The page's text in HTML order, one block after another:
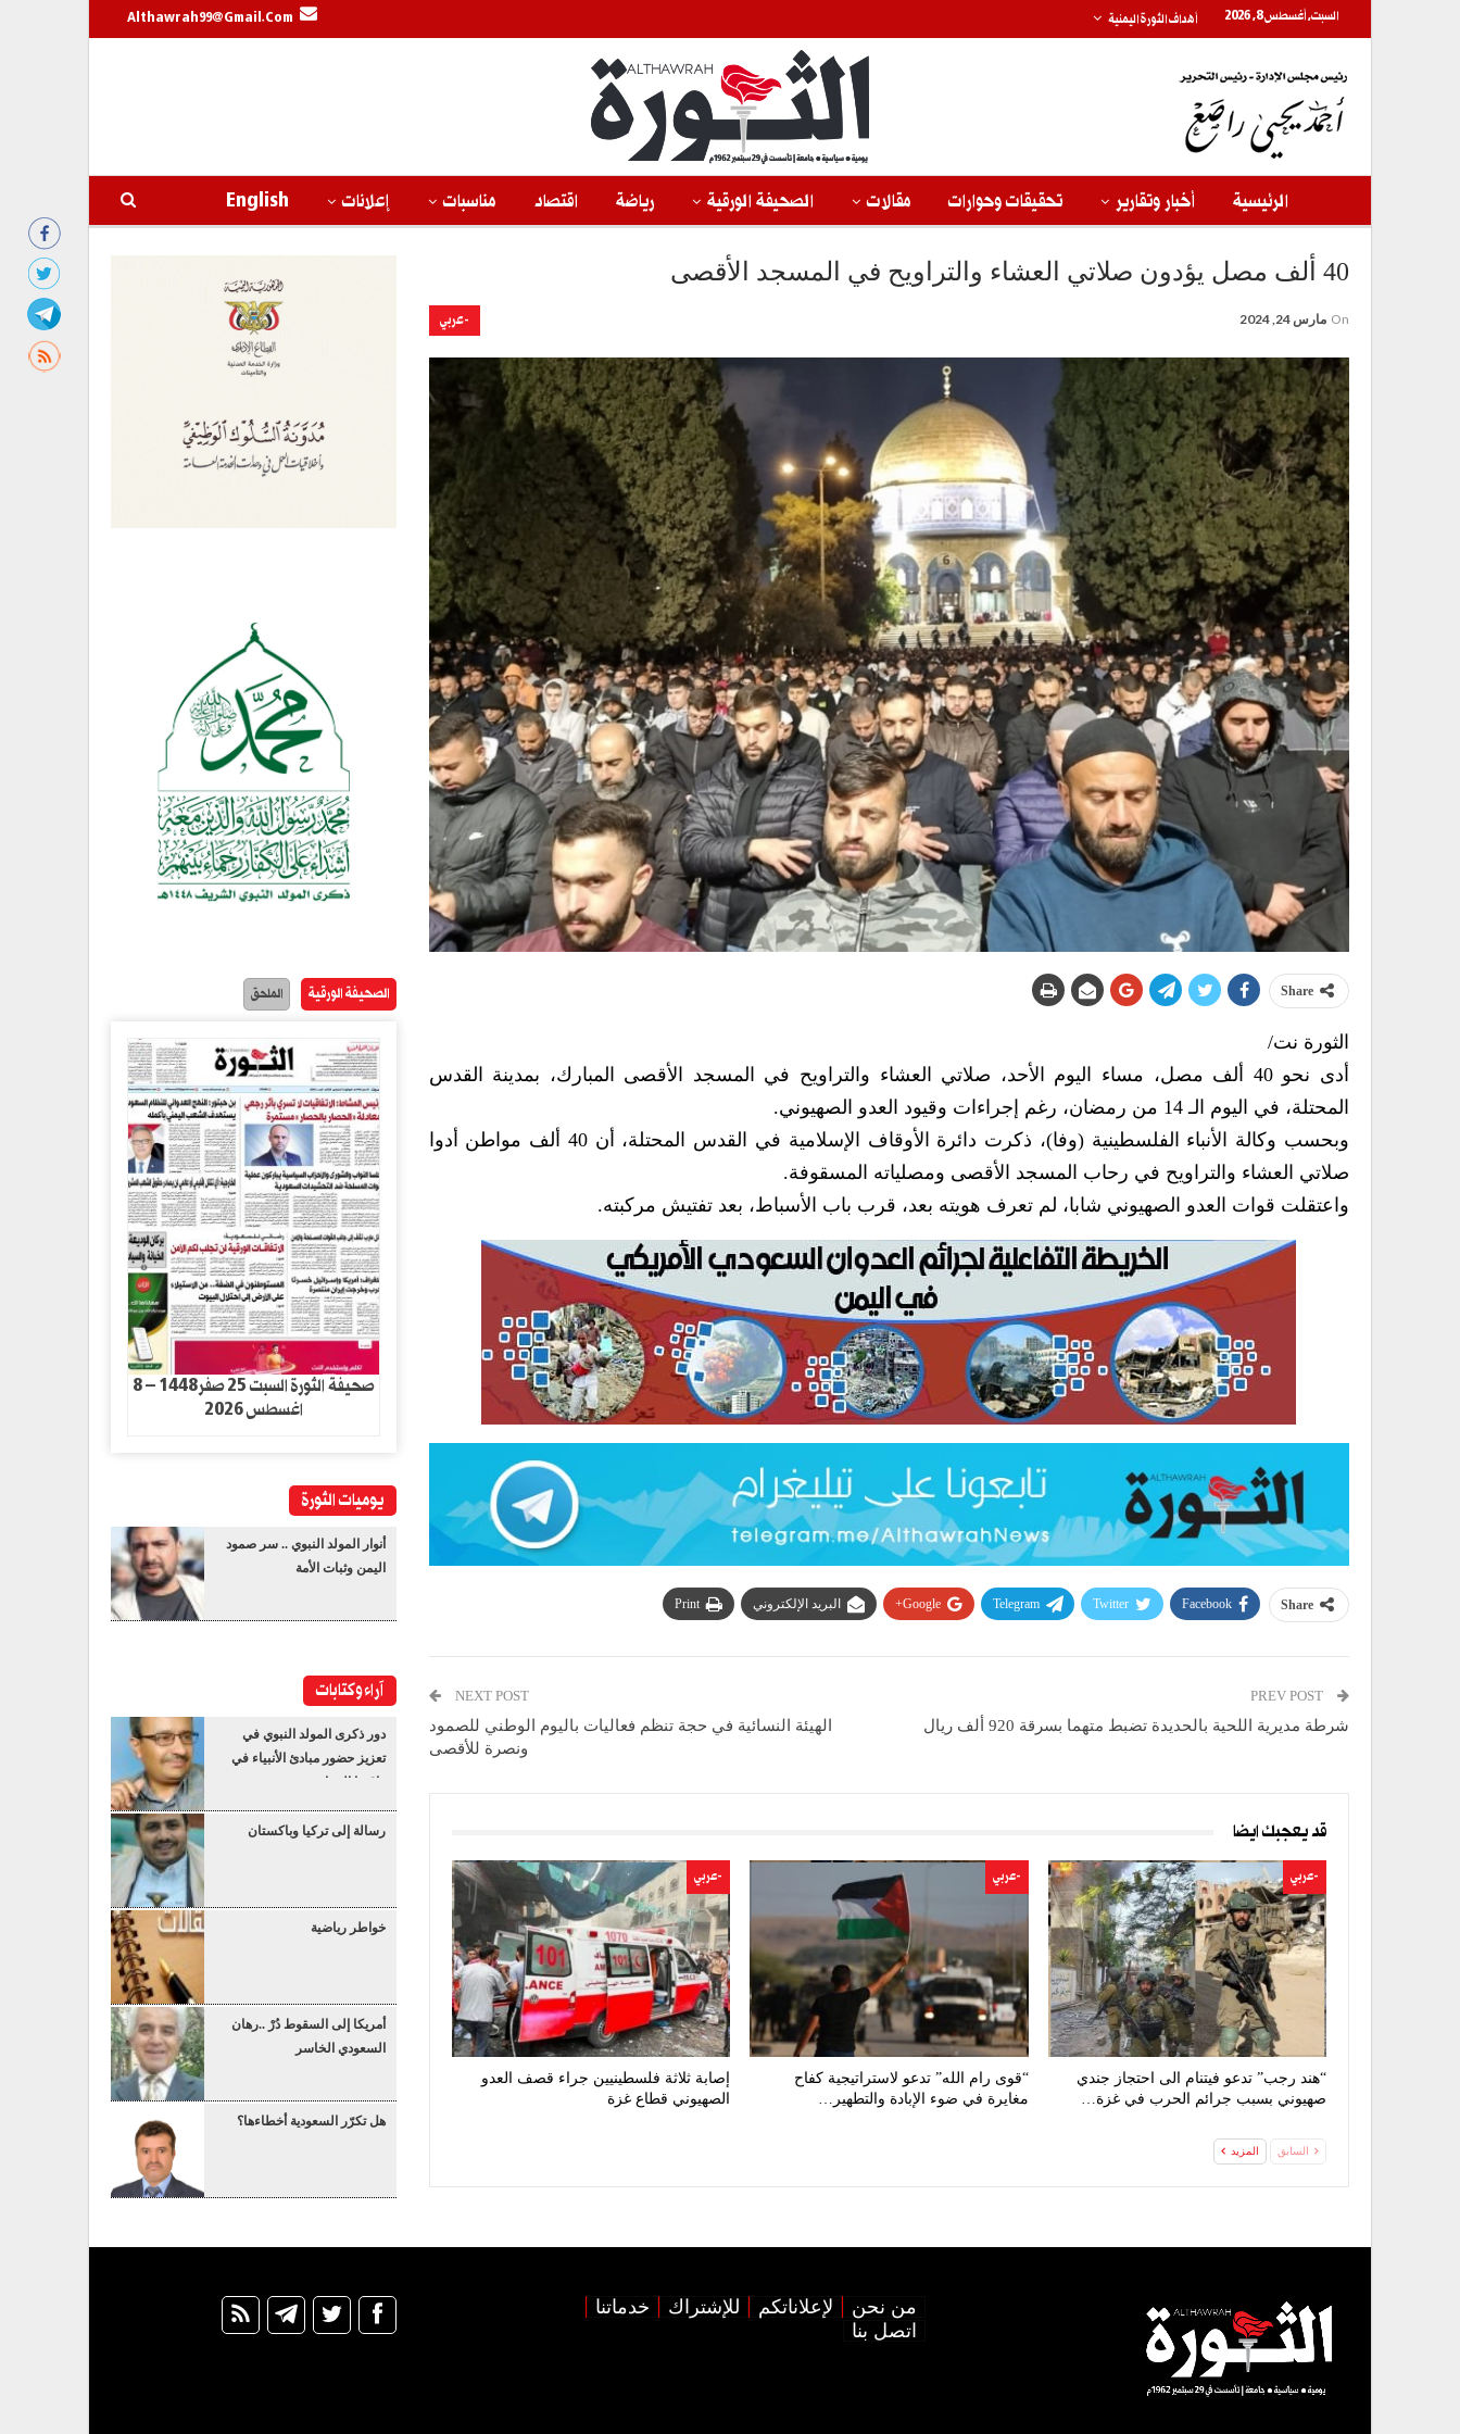
السبت, أغسطس 8, 2026 أهداف الثورة اليمنية Althawrah99@gmail.com
الرئيسية أخبار وتقارير تحقيقات وحوارات مقالات الصحيفة الورقية رياضة اقتصاد مناسبات إعلانات English
40 ألف مصل يؤدون صلاتي العشاء والتراويح في المسجد الأقصى
-عربي On مارس 24, 2024
Share
الثورة نت/
أدى نحو 40 ألف مصل، مساء اليوم الأحد، صلاتي العشاء والتراويح في المسجد الأقصى المبارك، بمدينة القدس
المحتلة، في اليوم الـ 14 من رمضان، رغم إجراءات وقيود العدو الصهيوني.
وبحسب وكالة الأنباء الفلسطينية (وفا)، ذكرت دائرة الأوقاف الإسلامية في القدس المحتلة، أن 40 ألف مواطن أدوا
صلاتي العشاء والتراويح في رحاب المسجد الأقصى ومصلياته المسقوفة.
واعتقلت قوات العدو الصهيوني شابا، لم تعرف هويته بعد، قرب باب الأسباط، بعد تفتيش مركبته.
Share
Facebook
Twitter
Telegram
Google+ البريد الإلكتروني Print
شرطة مديرية اللحية بالحديدة تضبط متهما بسرقة 920 ألف ريال
NEXT POST
الهيئة النسائية في حجة تنظم فعاليات باليوم الوطني للصمود
ونصرة للأقصى
قد يعجبك ايضا
-عربي
“هند رجب” تدعو فيتنام الى احتجاز جندي
صهيوني بسبب جرائم الحرب في غزة…
-عربي
“قوى رام الله” تدعو لاستراتيجية كفاح
مغايرة في ضوء الإبادة والتطهير…
-عربي
إصابة ثلاثة فلسطينيين جراء قصف العدو
الصهيوني قطاع غزة
السابق المزيد
الصحيفة الورقية الملحق
صحيفة الثورة السبت 25 صفر1448 – 8
اغسطس 2026
يوميات الثورة
أنوار المولد النبوي .. سر صمود
اليمن وثبات الأمة
آراء وكتابات
دور ذكرى المولد النبوي في
تعزيز حضور مبادئ الأنبياء في
واقعنا المعاصر
رسالة إلى تركيا وباكستان
خواطر رياضية
أمريكا إلى السقوط دُرْ ..رهان
السعودي الخاسر
هل تكرّر السعودية أخطاءها؟
من نحن لإعلاناتكم للإشتراك
خدماتنا
اتصل بنا